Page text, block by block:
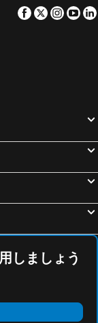
ザホール
ツ会館
Facebook
Twitter
しましょう